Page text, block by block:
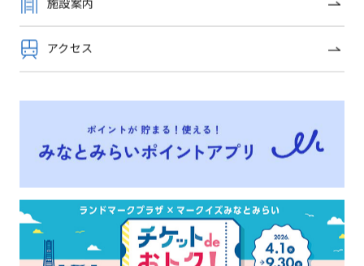
アクセス
イベントニュース
フロアガイド
ショップトピックス